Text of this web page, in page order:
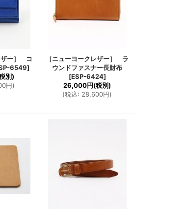
ザー］ コ
6549]
別)
円)
［ニューヨークレザー］ ラ
ウンドファスナー長財布
[ESP-6424]
26,000円(税別)
(税込: 28,600円)